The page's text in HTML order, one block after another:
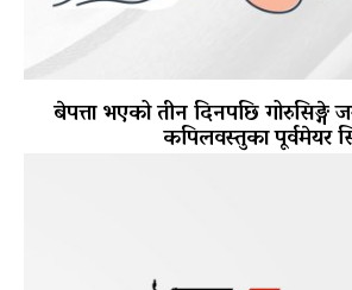
बेपत्ता भएको तीन दिनपछि गोरुसिङ्गे
कपिलवस्तुका पूर्वमेयर